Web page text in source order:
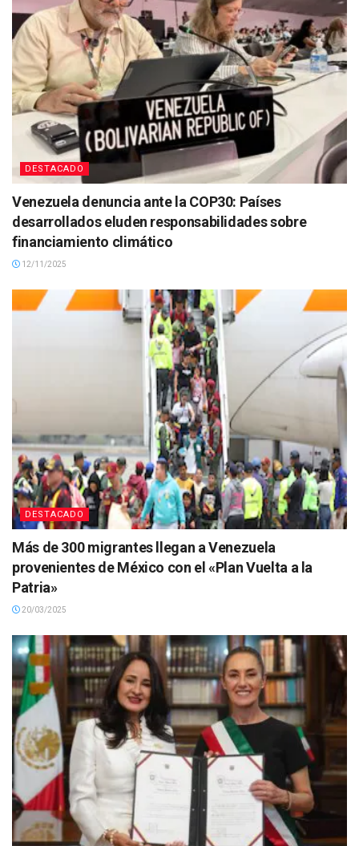
DESTACADO
Venezuela denuncia ante la COP30: Países
desarrollados eluden responsabilidades sobre
financiamiento climático
12/11/2025
DESTACADO
Más de 300 migrantes llegan a Venezuela
provenientes de México con el «Plan Vuelta a la
Patria»
20/03/2025